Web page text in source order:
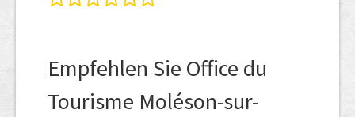
Empfehlen Sie Office du
Tourisme Moléson-sur-